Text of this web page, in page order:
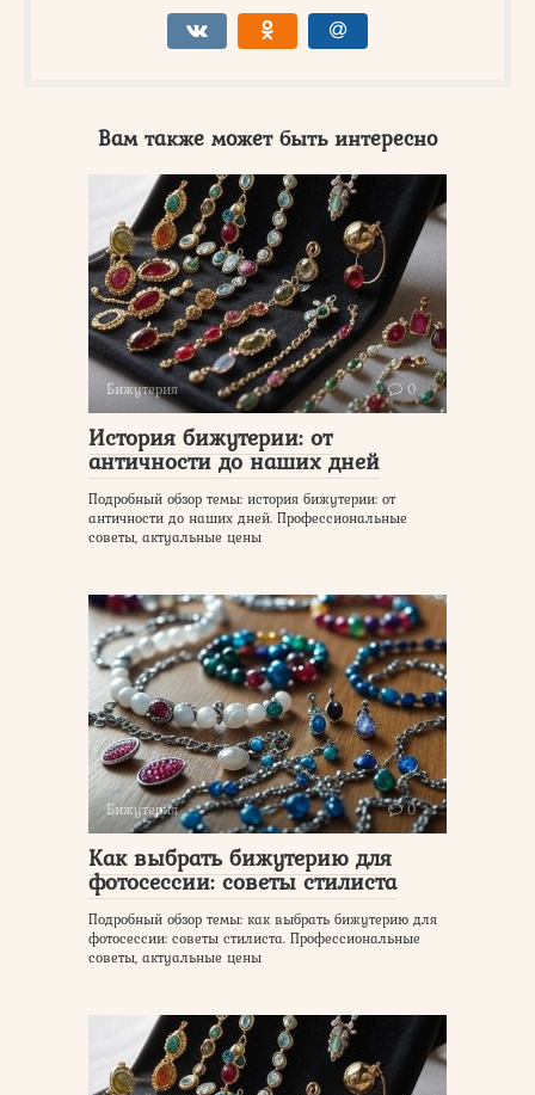
Вам также может быть интересно
Бижутерия 0
История бижутерии: от
античности до наших дней
Подробный обзор темы: история бижутерии: от
античности до наших дней. Профессиональные
советы, актуальные цены
Бижутерия 0
Как выбрать бижутерию для
фотосессии: советы стилиста
Подробный обзор темы: как выбрать бижутерию для
фотосессии: советы стилиста. Профессиональные
советы, актуальные цены